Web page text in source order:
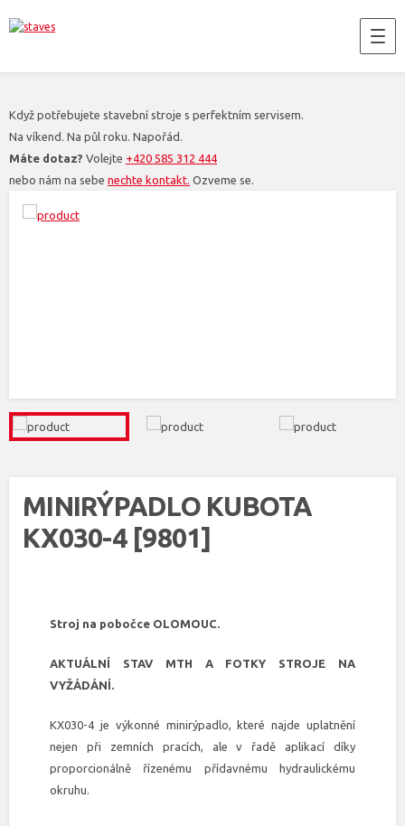
Když potřebujete stavební stroje s perfektním servisem.
Na víkend. Na půl roku. Napořád.
Máte dotaz? Volejte +420 585 312 444
nebo nám na sebe nechte kontakt. Ozveme se.
MINIRÝPADLO KUBOTA
KX030-4 [9801]
Stroj na pobočce OLOMOUC.
AKTUÁLNÍ STAV MTH A FOTKY STROJE NA
VYŽÁDÁNÍ.
KX030-4 je výkonné minirýpadlo, které najde uplatnění
nejen při zemních pracích, ale v řadě aplikací díky
proporcionálně řízenému přídavnému hydraulickému
okruhu.